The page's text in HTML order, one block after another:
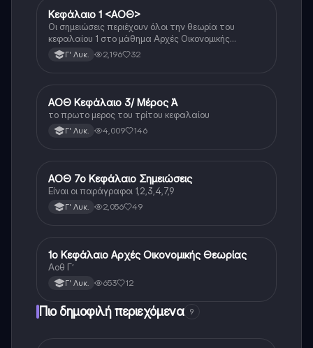
ΑΟΘ (Οικονομία)
Κεφάλαιο 1 <ΑΟΘ>
Οι σημειώσεις περιέχουν όλοι την θεωρία του
κεφαλαίου 1 στο μάθημα Αρχές Οικονομικής
Θεωρίας Γ’ Τάξης Γενικού Λυκείου
Γ' Λυκ. 2,196 32
ΑΟΘ (Οικονομία)
ΑΟΘ Κεφάλαιο 3/ Μέρος Ά
το πρωτο μερος του τρίτου κεφαλαίου
Γ' Λυκ. 4,009 146
ΑΟΘ (Οικονομία)
ΑΟΘ 7ο Κεφάλαιο Σημειώσεις
Είναι οι παράγραφοι 1,2,3,4,7,9
Γ' Λυκ. 2,056 49
ΑΟΘ (Οικονομία)
1ο Κεφάλαιο Αρχές Οικονομικής Θεωρίας
Αοθ Γ’
Γ' Λυκ. 653 12
Πιο δημοφιλή περιεχόμενα 9